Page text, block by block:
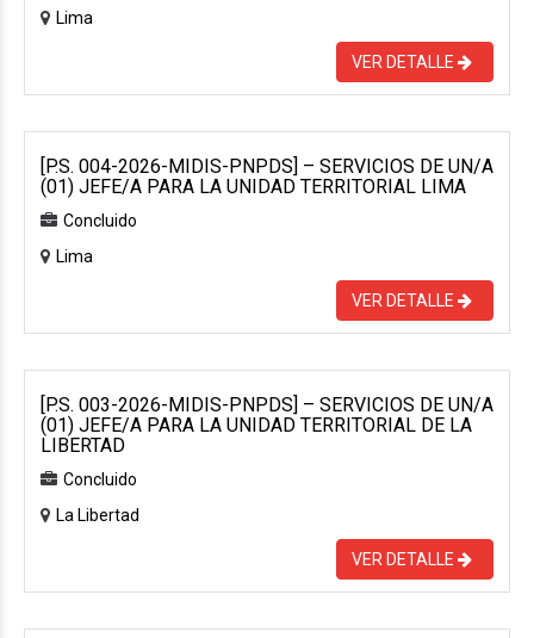
Lima
VER DETALLE
[P.S. 004-2026-MIDIS-PNPDS] – SERVICIOS DE UN/A
(01) JEFE/A PARA LA UNIDAD TERRITORIAL LIMA
Concluido
Lima
VER DETALLE
[P.S. 003-2026-MIDIS-PNPDS] – SERVICIOS DE UN/A
(01) JEFE/A PARA LA UNIDAD TERRITORIAL DE LA
LIBERTAD
Concluido
La Libertad
VER DETALLE